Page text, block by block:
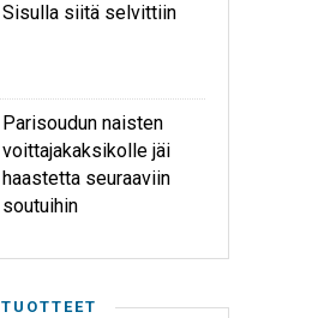
Sisulla siitä selvittiin
Parisoudun naisten
voittajakaksikolle jäi
haastetta seuraaviin
soutuihin
TUOTTEET